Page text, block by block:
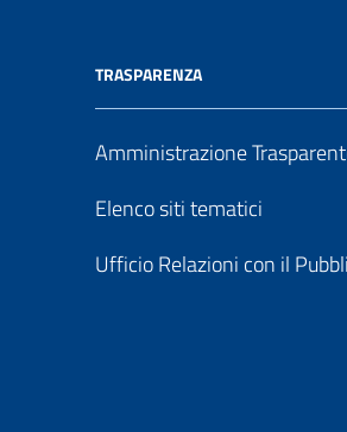
TRASPARENZA
Amministrazione
Elenco siti tematici
Ufficio Relazioni con il